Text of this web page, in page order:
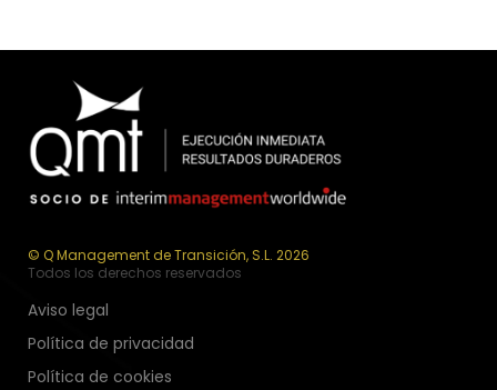
© Q Management de Transición, S.L. 2026
Todos los derechos reservados
Aviso legal
Política de privacidad
Política de cookies